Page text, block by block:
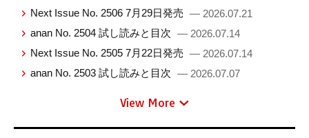
Next Issue No. 2506 7月29日発売 — 2026.07.21
anan No. 2504 試し読みと目次 — 2026.07.14
Next Issue No. 2505 7月22日発売 — 2026.07.14
anan No. 2503 試し読みと目次 — 2026.07.07
View More